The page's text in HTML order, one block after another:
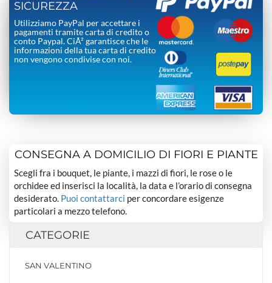
SICUREZZA
Utilizziamo PayPal per accettare i
pagamenti tramite carta di credito o
conto Paypal. CiÃ² garantisce che le
informazioni della tua carta di credito
non vengono condivise con noi.
CONSEGNA A DOMICILIO DI FIORI E PIANTE
Scegli fra i bouquet, le piante, i mazzi di fiori, le rose o le
orchidee ed inserisci la località, la data e l’orario di consegna
desiderato. Puoi contattarci per concordare esigenze
particolari a mezzo telefono.
CATEGORIE
SAN VALENTINO